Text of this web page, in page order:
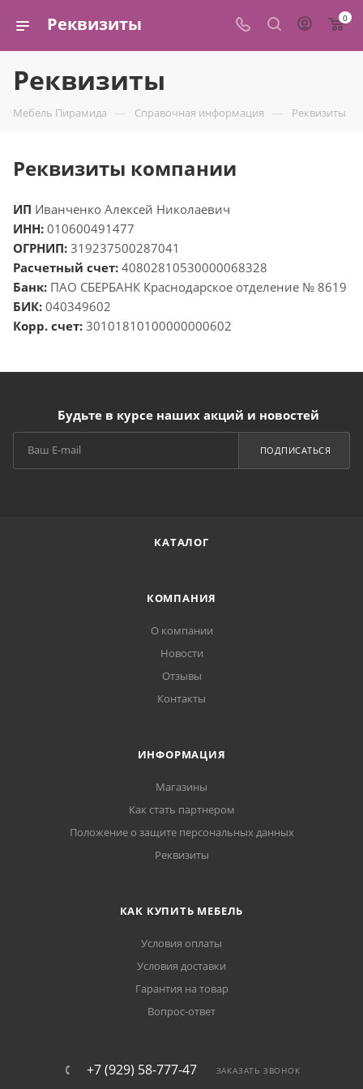
Реквизиты 0
Реквизиты
Мебель Пирамида — Справочная информация — Реквизиты
Реквизиты компании
ИП Иванченко Алексей Николаевич
ИНН: 010600491477
ОГРНИП: 319237500287041
Расчетный счет: 40802810530000068328
Банк: ПАО СБЕРБАНК Краснодарское отделение № 8619
БИК: 040349602
Корр. счет: 30101810100000000602
Будьте в курсе наших акций и новостей
ПОДПИСАТЬСЯ
КАТАЛОГ
КОМПАНИЯ
О компании
Новости
Отзывы
Контакты
ИНФОРМАЦИЯ
Магазины
Как стать партнером
Положение о защите персональных данных
Реквизиты
КАК КУПИТЬ МЕБЕЛЬ
Условия оплаты
Условия доставки
Гарантия на товар
Вопрос-ответ
+7 (929) 58-777-47 ЗАКАЗАТЬ ЗВОНОК